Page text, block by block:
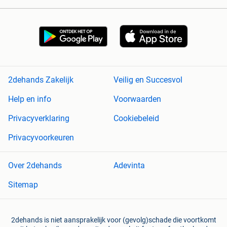
2dehands Zakelijk
Veilig en Succesvol
Help en info
Voorwaarden
Privacyverklaring
Cookiebeleid
Privacyvoorkeuren
Over 2dehands
Adevinta
Sitemap
2dehands is niet aansprakelijk voor (gevolg)schade die voortkomt